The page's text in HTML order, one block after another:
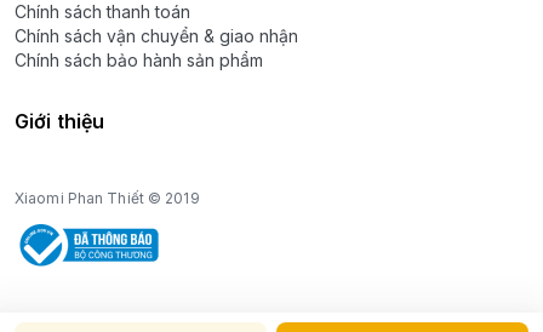
Chính sách thanh toán
Chính sách vận chuyển & giao nhận
Chính sách bảo hành sản phẩm
Giới thiệu
Xiaomi Phan Thiết © 2019